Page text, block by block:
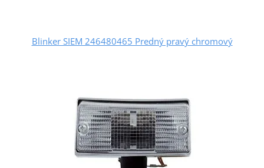
Blinker SIEM 246480465 Predný pravý chromový